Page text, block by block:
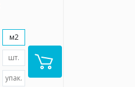
м2
шт.
упак.